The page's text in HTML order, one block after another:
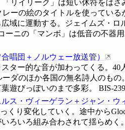
リイリーク」は短い休符をは
ーの絵のタイトルを使っている
域に運動する。ジェイムズ・
ニの「マンボ」は低音の不器
唱団＋ノルウェー放送管）
ター的な音が加わってくる。40
ダのほか各国の無名詩人のも
遊びっぽいのまで多彩。
BIS-
ス・ヴィーゲラン＋ジャン・ウ
くり変化していく。途中から
ろいろ組み合わされて揺らめく